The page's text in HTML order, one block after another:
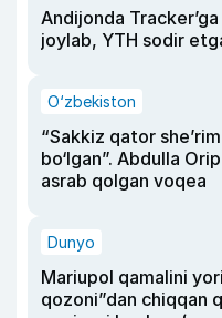
Andijonda
joylab, YTH sodir
O‘zbekiston
“Sakkiz qator
bo‘lgan”. Abdulla
asrab qolgan voqea
Dunyo
Mariupol qamalini
qozoni”dan chiqqan